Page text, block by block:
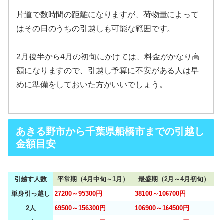
片道で数時間の距離になりますが、荷物量によって
はその日のうちの引越しも可能な範囲です。
2月後半から4月の初旬にかけては、料金がかなり高
額になりますので、引越し予算に不安がある人は早
めに準備をしておいた方がいいでしょう。
あきる野市から千葉県船橋市までの引越し
金額目安
引越す人数 平常期（4月中旬～1月）
最盛期（2月～4月初旬）
単身引っ越し
27200～95300円
38100～106700円
2人
69500～156300円
106900～164500円